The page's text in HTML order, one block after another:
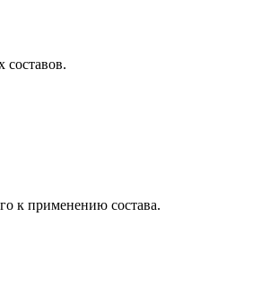
составов.
к применению состава.